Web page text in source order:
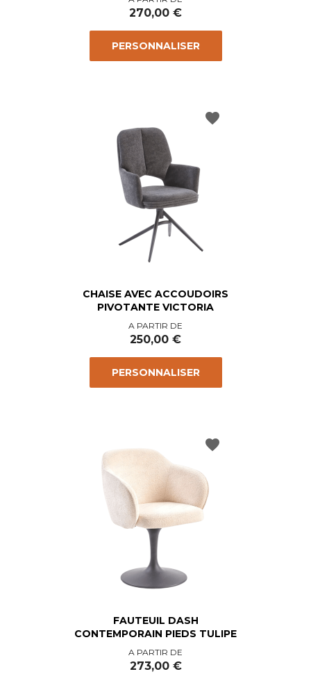
270,00 €
PERSONNALISER
CHAISE AVEC ACCOUDOIRS
PIVOTANTE VICTORIA
Prix
A PARTIR DE
250,00 €
PERSONNALISER
favorite
FAUTEUIL DASH
CONTEMPORAIN PIEDS TULIPE
Prix
A PARTIR DE
273,00 €
favorite